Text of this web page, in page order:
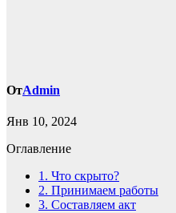
ОтAdmin
Янв 10, 2024
Оглавление
1. Что скрыто?
2. Принимаем работы
3. Составляем акт